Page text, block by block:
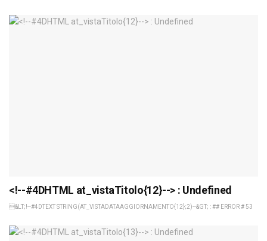
<!--#4DHTML at_vistaTitolo{12}--> : Undefined
&LT;!--#4DTEXT STRING(AT_VISTADATAAGGIORNAMENTO{12};2)--&GT; : ## ERROR # 53